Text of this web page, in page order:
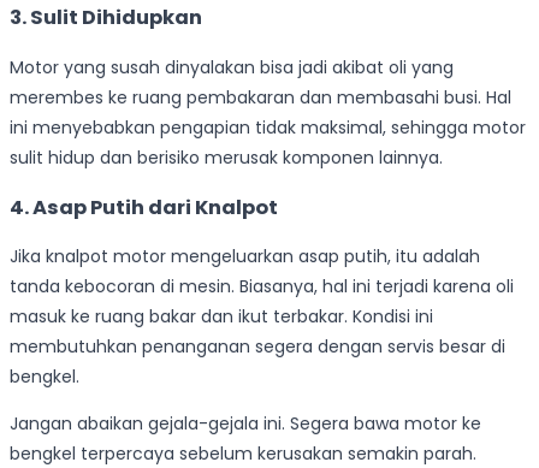
3. Sulit Dihidupkan
Motor yang susah dinyalakan bisa jadi akibat oli yang
merembes ke ruang pembakaran dan membasahi busi. Hal
ini menyebabkan pengapian tidak maksimal, sehingga motor
sulit hidup dan berisiko merusak komponen lainnya.
4. Asap Putih dari Knalpot
Jika knalpot motor mengeluarkan asap putih, itu adalah
tanda kebocoran di mesin. Biasanya, hal ini terjadi karena oli
masuk ke ruang bakar dan ikut terbakar. Kondisi ini
membutuhkan penanganan segera dengan servis besar di
bengkel.
Jangan abaikan gejala-gejala ini. Segera bawa motor ke
bengkel terpercaya sebelum kerusakan semakin parah.